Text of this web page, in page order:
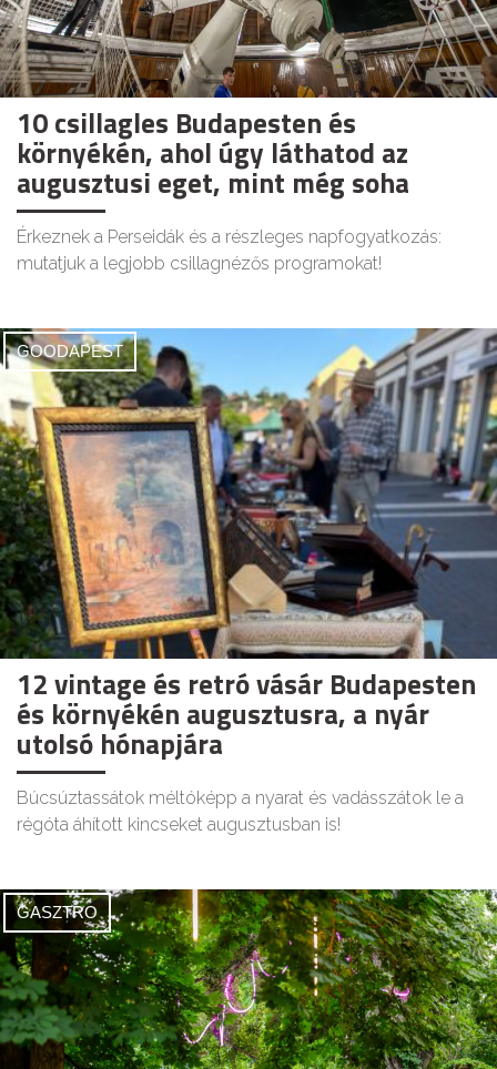
10 csillagles Budapesten és
környékén, ahol úgy láthatod az
augusztusi eget, mint még soha
Érkeznek a Perseidák és a részleges napfogyatkozás:
mutatjuk a legjobb csillagnézős programokat!
GOODAPEST
12 vintage és retró vásár Budapesten
és környékén augusztusra, a nyár
utolsó hónapjára
Búcsúztassátok méltóképp a nyarat és vadásszátok le a
régóta áhított kincseket augusztusban is!
GASZTRO